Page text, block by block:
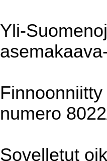
Yli-
numero
Sovelletut